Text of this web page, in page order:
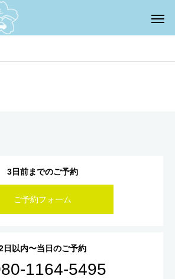
3日前までのご予約
ご予約フォーム
日以内〜当日のご予約
1164-5495